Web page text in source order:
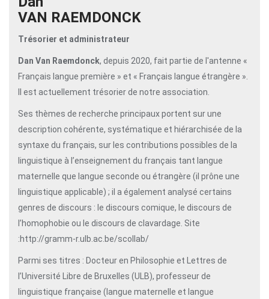
VAN RAEMDONCK
Trésorier et administrateur
Dan Van Raemdonck, depuis 2020, fait partie de l'antenne «
Français langue première » et « Français langue étrangère ».
Il est actuellement trésorier de notre association.
Ses thèmes de recherche principaux portent sur une
description cohérente, systématique et hiérarchisée de la
syntaxe du français, sur les contributions possibles de la
linguistique à l’enseignement du français tant langue
maternelle que langue seconde ou étrangère (il prône une
linguistique applicable) ; il a également analysé certains
genres de discours : le discours comique, le discours de
l’homophobie ou le discours de clavardage. Site
:http://gramm-r.ulb.ac.be/scollab/
Parmi ses titres : Docteur en Philosophie et Lettres de
l’Université Libre de Bruxelles (ULB), professeur de
linguistique française (langue maternelle et langue